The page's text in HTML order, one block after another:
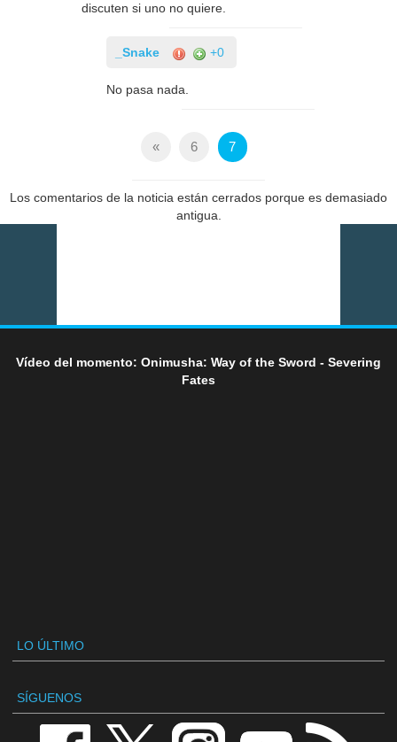
discuten si uno no quiere.
_Snake +0
No pasa nada.
« 6 7
Los comentarios de la noticia están cerrados porque es demasiado
antigua.
Vídeo del momento: Onimusha: Way of the Sword - Severing
Fates
LO ÚLTIMO
SÍGUENOS